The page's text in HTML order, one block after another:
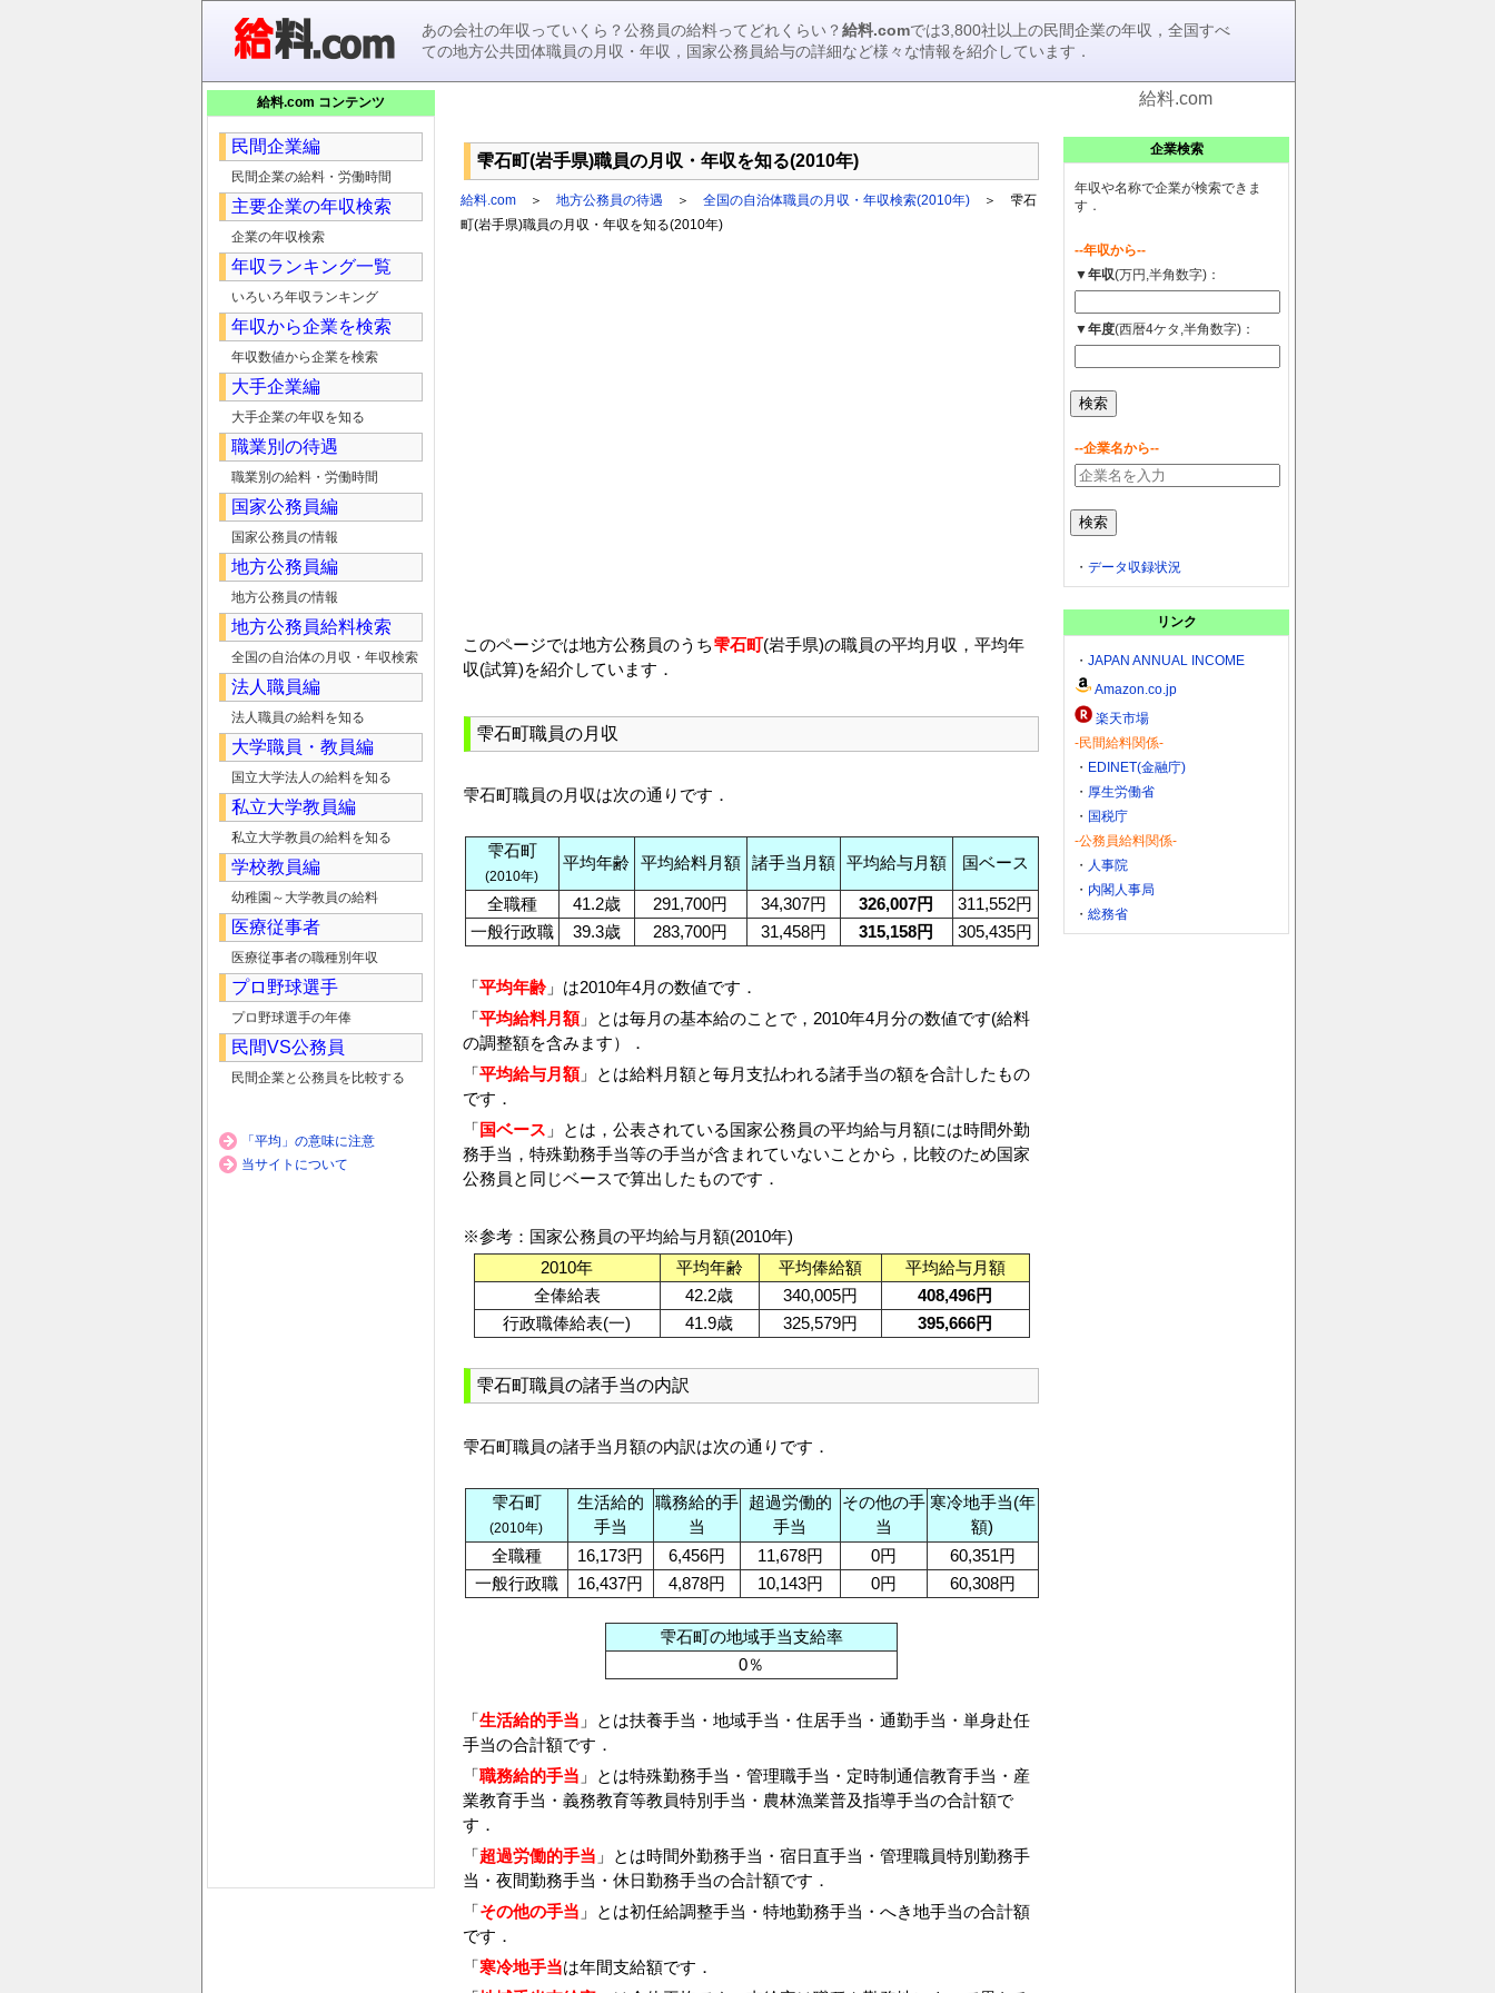
あの会社の年収っていくら？公務員の給料ってどれくらい？給料.comでは3,800社以上の民間企業の年収，全国すべ
ての地方公共団体職員の月収・年収，国家公務員給与の詳細など様々な情報を紹介しています．
雫石町(岩手県)職員の月収・年収を知る(2010年)
給料.com ＞ 地方公務員の待遇 ＞ 全国の自治体職員の月収・年収検索(2010年) ＞ 雫石
町(岩手県)職員の月収・年収を知る(2010年)
このページでは地方公務員のうち雫石町(岩手県)の職員の平均月収，平均年
収(試算)を紹介しています．
雫石町職員の月収
雫石町職員の月収は次の通りです．
雫石町
(2010年)
平均年齢 平均給料月額 諸手当月額 平均給与月額 国ベース
全職種 41.2歳 291,700円 34,307円 326,007円
311,552円
一般行政職
39.3歳 283,700円 31,458円 315,158円 305,435円
「平均年齢」は2010年4月の数値です．
「平均給料月額」とは毎月の基本給のことで，2010年4月分の数値です(給料
の調整額を含みます）．
「平均給与月額」とは給料月額と毎月支払われる諸手当の額を合計したもの
です．
「国ベース 」とは，公表されている国家公務員の平均給与月額には時間外勤
務手当，特殊勤務手当等の手当が含まれていないことから，比較のため国家
公務員と同じベースで算出したものです．
※参考：国家公務員の平均給与月額(2010年)
2010年
平均年齢 平均俸給額
平均給与月額
全俸給表
42.2歳 340,005円
408,496円
行政職俸給表(一)
41.9歳 325,579円 395,666円
雫石町職員の諸手当の内訳
雫石町職員の諸手当月額の内訳は次の通りです．
雫石町
(2010年)
生活給的
手当
職務給的手
当
超過労働的
手当
その他の手
当
寒冷地手当(年
額)
全職種
16,173円 6,456円 11,678円 0円
60,351円
一般行政職
16,437円 4,878円 10,143円 0円 60,308円
雫石町の地域手当支給率
0％
「生活給的手当 」とは扶養手当・地域手当・住居手当・通勤手当・単身赴任
手当の合計額です．
「職務給的手当 」とは特殊勤務手当・管理職手当・定時制通信教育手当・産
業教育手当・義務教育等教員特別手当・農林漁業普及指導手当の合計額で
す．
「超過労働的手当 」とは時間外勤務手当・宿日直手当・管理職員特別勤務手
当・夜間勤務手当・休日勤務手当の合計額です．
「その他の手当 」とは初任給調整手当・特地勤務手当・へき地手当の合計額
です．
「寒冷地手当は年間支給額です．
給料.com コンテンツ
民間企業編
民間企業の給料・労働時間
主要企業の年収検索
企業の年収検索
年収ランキング一覧
いろいろ年収ランキング
年収から企業を検索
年収数値から企業を検索
大手企業編
大手企業の年収を知る
職業別の待遇
職業別の給料・労働時間
国家公務員編
国家公務員の情報
地方公務員編
地方公務員の情報
地方公務員給料検索
全国の自治体の月収・年収検索
法人職員編
法人職員の給料を知る
大学職員・教員編
国立大学法人の給料を知る
私立大学教員編
私立大学教員の給料を知る
学校教員編
幼稚園～大学教員の給料
医療従事者
医療従事者の職種別年収
プロ野球選手
プロ野球選手の年俸
民間VS公務員
民間企業と公務員を比較する
「平均」の意味に注意
当サイトについて
給料.com
企業検索
年収や名称で企業が検索できま
す．
--年収から--
▼年収(万円,半角数字)：
▼年度(西暦4ケタ,半角数字)：
--企業名から--
・ データ収録状況
リンク
・ JAPAN ANNUAL INCOME
Amazon.co.jp
楽天市場
-民間給料関係-
・ EDINET(金融庁)
・ 厚生労働省
・ 国税庁
-公務員給料関係-
・ 人事院
・ 内閣人事局
・ 総務省